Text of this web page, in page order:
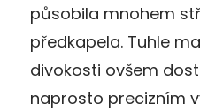
působila mnohem
předkapela. Tuhle
divokosti ovšem
naprosto precizním